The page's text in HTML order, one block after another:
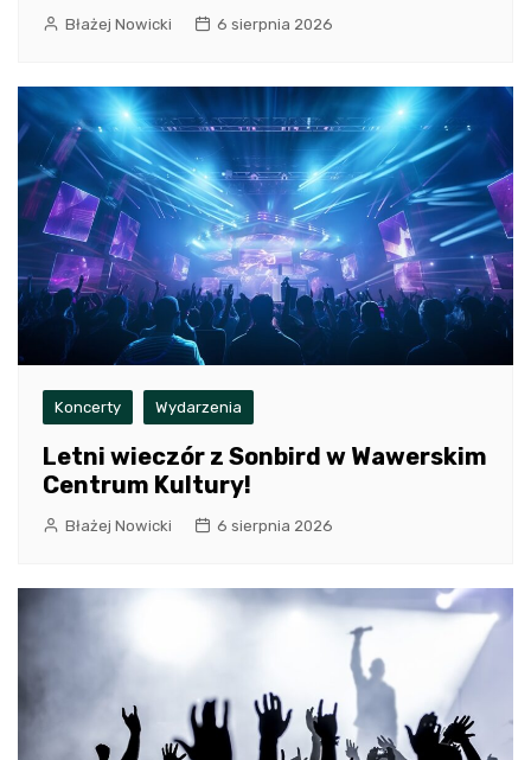
Błażej Nowicki 6 sierpnia 2026
Koncerty Wydarzenia
Letni wieczór z Sonbird w Wawerskim
Centrum Kultury!
Błażej Nowicki 6 sierpnia 2026